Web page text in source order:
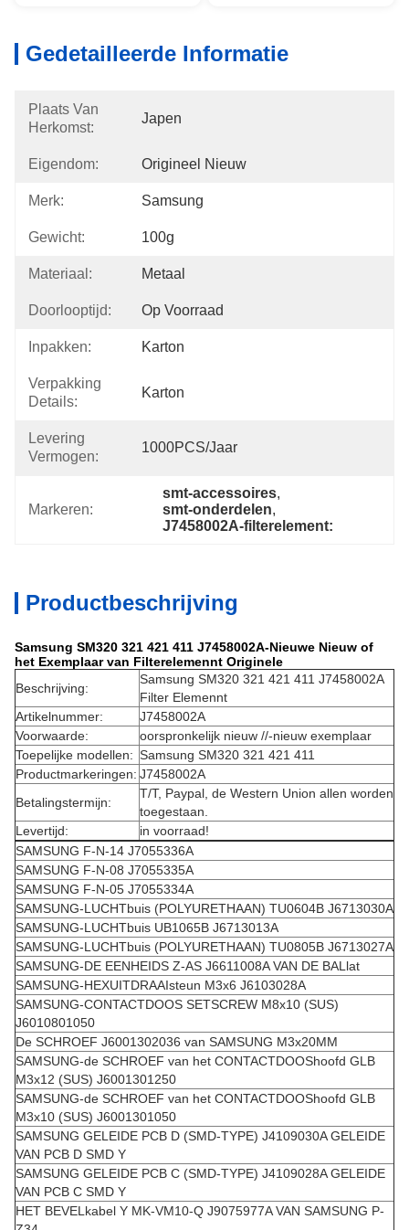
Gedetailleerde Informatie
Plaats Van
Herkomst:
Japen
Eigendom: Origineel Nieuw
Merk: Samsung
Gewicht: 100g
Materiaal: Metaal
Doorlooptijd: Op Voorraad
Inpakken: Karton
Verpakking
Details:
Karton
Levering
Vermogen:
1000PCS/jaar
Markeren:
smt-accessoires,
smt-onderdelen,
J7458002A-filterelement:
Productbeschrijving
Samsung SM320 321 421 411 J7458002A-Nieuwe Nieuw of
het Exemplaar van Filterelemennt Originele
Beschrijving:
Samsung SM320 321 421 411 J7458002A
Filter Elemennt
Artikelnummer:
J7458002A
Voorwaarde:
oorspronkelijk nieuw //-nieuw exemplaar
Toepelijke modellen: Samsung SM320 321 421 411
Productmarkeringen: J7458002A
Betalingstermijn:
T/T, Paypal, de Western Union allen worden
toegestaan.
Levertijd:
in voorraad!
SAMSUNG F-N-14 J7055336A
SAMSUNG F-N-08 J7055335A
SAMSUNG F-N-05 J7055334A
SAMSUNG-LUCHTbuis (POLYURETHAAN) TU0604B J6713030A
SAMSUNG-LUCHTbuis UB1065B J6713013A
SAMSUNG-LUCHTbuis (POLYURETHAAN) TU0805B J6713027A
SAMSUNG-DE EENHEIDS Z-AS J6611008A VAN DE BALlat
SAMSUNG-HEXUITDRAAIsteun M3x6 J6103028A
SAMSUNG-CONTACTDOOS SETSCREW M8x10 (SUS)
J6010801050
De SCHROEF J6001302036 van SAMSUNG M3x20MM
SAMSUNG-de SCHROEF van het CONTACTDOOShoofd GLB
M3x12 (SUS) J6001301250
SAMSUNG-de SCHROEF van het CONTACTDOOShoofd GLB
M3x10 (SUS) J6001301050
SAMSUNG GELEIDE PCB D (SMD-TYPE) J4109030A GELEIDE
VAN PCB D SMD Y
SAMSUNG GELEIDE PCB C (SMD-TYPE) J4109028A GELEIDE
VAN PCB C SMD Y
HET BEVELkabel Y MK-VM10-Q J9075977A VAN SAMSUNG P-